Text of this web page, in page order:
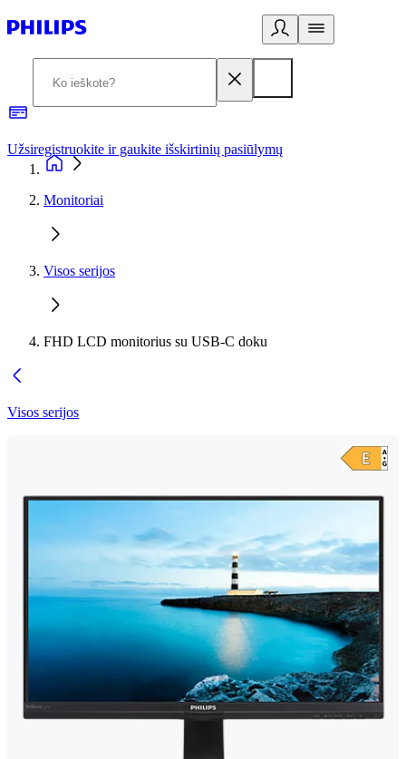
Užsiregistruokite ir gaukite išskirtinių pasiūlymų
Monitoriai
Visos serijos
FHD LCD monitorius su USB-C doku
Visos serijos